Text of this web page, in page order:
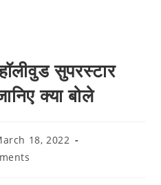
सुपरस्टार
क्या बोले
18, 2022